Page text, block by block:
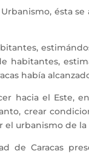
ésta
había
hacia el Este,
crear
el urbanismo de la
Caracas